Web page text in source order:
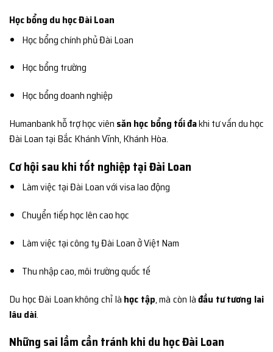
Học bổng du học Đài Loan
Học bổng chính phủ Đài Loan
Học bổng trường
Học bổng doanh nghiệp
Humanbank hỗ trợ học viên săn học bổng tối đakhi tư vấn du học
Đài Loan tại Bắc Khánh Vĩnh, Khánh Hòa.
Cơ hội sau khi tốt nghiệp tại Đài Loan
Làm việc tại Đài Loan với visa lao động
Chuyển tiếp học lên cao học
Làm việc tại công ty Đài Loan ở Việt Nam
Thu nhập cao, môi trường quốc tế
Du học Đài Loan không chỉ là học tập, mà còn làđầu tư tương lai
lâu dài.
Những sai lầm cần tránh khi du học Đài Loan